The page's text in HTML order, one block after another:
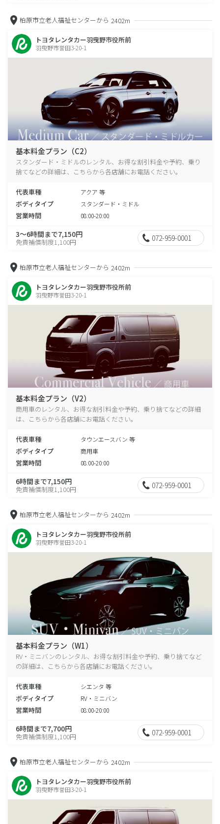
柏原市立老人福祉センターから 2402m
トヨタレンタカー羽曳野市役所前
羽曳野市誉田3-20-1
基本料金プラン（C2）
スタンダード・ミドルのレンタル、お得な割引料金や予約、乗り
捨てなどの詳細は、こちらから各店舗にお電話ください。
代表車種 アクア 等
ボディタイプ スタンダード・ミドル
営業時間 08:00-20:00
3～6時間まで7,150円
免責補償制度1,100円 072-959-0001
柏原市立老人福祉センターから 2402m
トヨタレンタカー羽曳野市役所前
羽曳野市誉田3-20-1
基本料金プラン（V2）
商用車のレンタル、お得な割引料金や予約、乗り捨てなどの詳細
は、こちらから各店舗にお電話ください。
代表車種 タウンエースバン 等
ボディタイプ 商用車
営業時間 08:00-20:00
6時間まで7,150円
免責補償制度1,100円 072-959-0001
柏原市立老人福祉センターから 2402m
トヨタレンタカー羽曳野市役所前
羽曳野市誉田3-20-1
基本料金プラン（W1）
RV・ミニバンのレンタル、お得な割引料金や予約、乗り捨てなど
の詳細は、こちらから各店舗にお電話ください。
代表車種 シエンタ 等
ボディタイプ RV・ミニバン
営業時間 08:00-20:00
6時間まで7,700円
免責補償制度1,100円 072-959-0001
柏原市立老人福祉センターから 2402m
トヨタレンタカー羽曳野市役所前
羽曳野市誉田3-20-1